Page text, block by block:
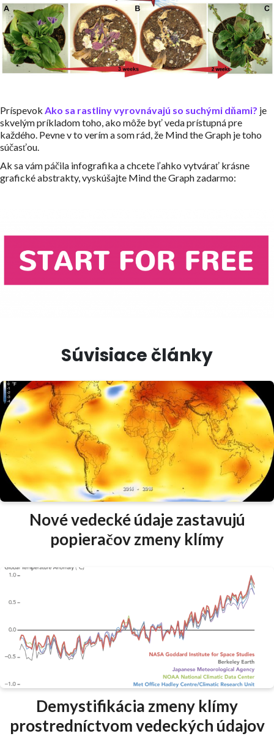
Príspevok Ako sa rastliny vyrovnávajú so suchými dňami? je
skvelým príkladom toho, ako môže byť veda prístupná pre
každého. Pevne v to verím a som rád, že Mind the Graph je toho
súčasťou.
Ak sa vám páčila infografika a chcete ľahko vytvárať krásne
grafické abstrakty, vyskúšajte Mind the Graph zadarmo:
Súvisiace články
Nové vedecké údaje zastavujú
popieračov zmeny klímy
Demystifikácia zmeny klímy
prostredníctvom vedeckých údajov